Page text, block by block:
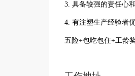
3. 具备较强的责任心
4. 有注塑生产经验者
五险+包吃包住+工龄